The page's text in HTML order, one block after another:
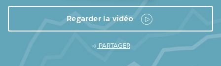
Regarder la vidéo
PARTAGER